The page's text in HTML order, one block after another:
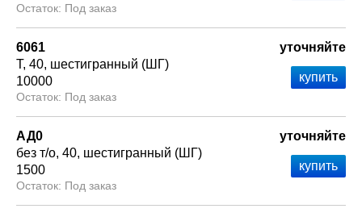
Под заказ
6061
Т 40 шестигранный (ШГ)
10000
Под заказ
уточняйте
АД0
без т/о 40 шестигранный (ШГ)
1500
Под заказ
уточняйте